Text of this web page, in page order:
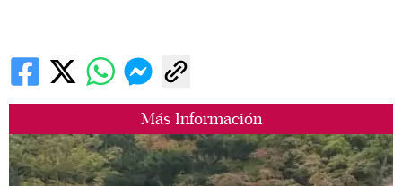
Más Información